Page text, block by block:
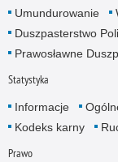
Umundurowanie
Duszpasterstwo
Prawosławne
Statystyka
Informacje
Kodeks karny
Prawo